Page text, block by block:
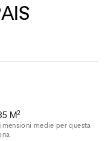
M2
medie per questa